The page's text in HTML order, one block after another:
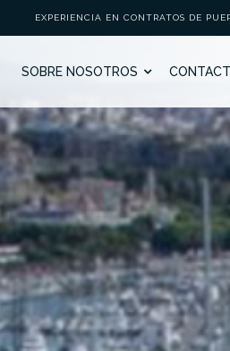
EXPERIENCIA EN CONTRATOS DE
SOBRE NOSOTROS